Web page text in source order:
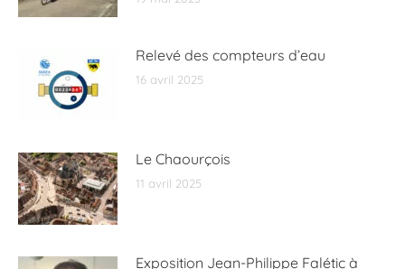
Relevé des compteurs d’eau
16 avril 2025
Le Chaourçois
11 avril 2025
Exposition Jean-Philippe Falétic à